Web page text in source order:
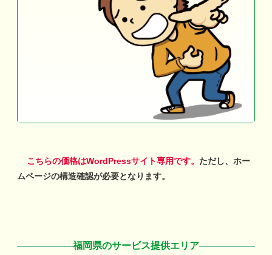
こちらの価格はWordPressサイト専用です。 ただし、ホー
ムページの構造確認が必要となります。
福岡県のサービス提供エリア